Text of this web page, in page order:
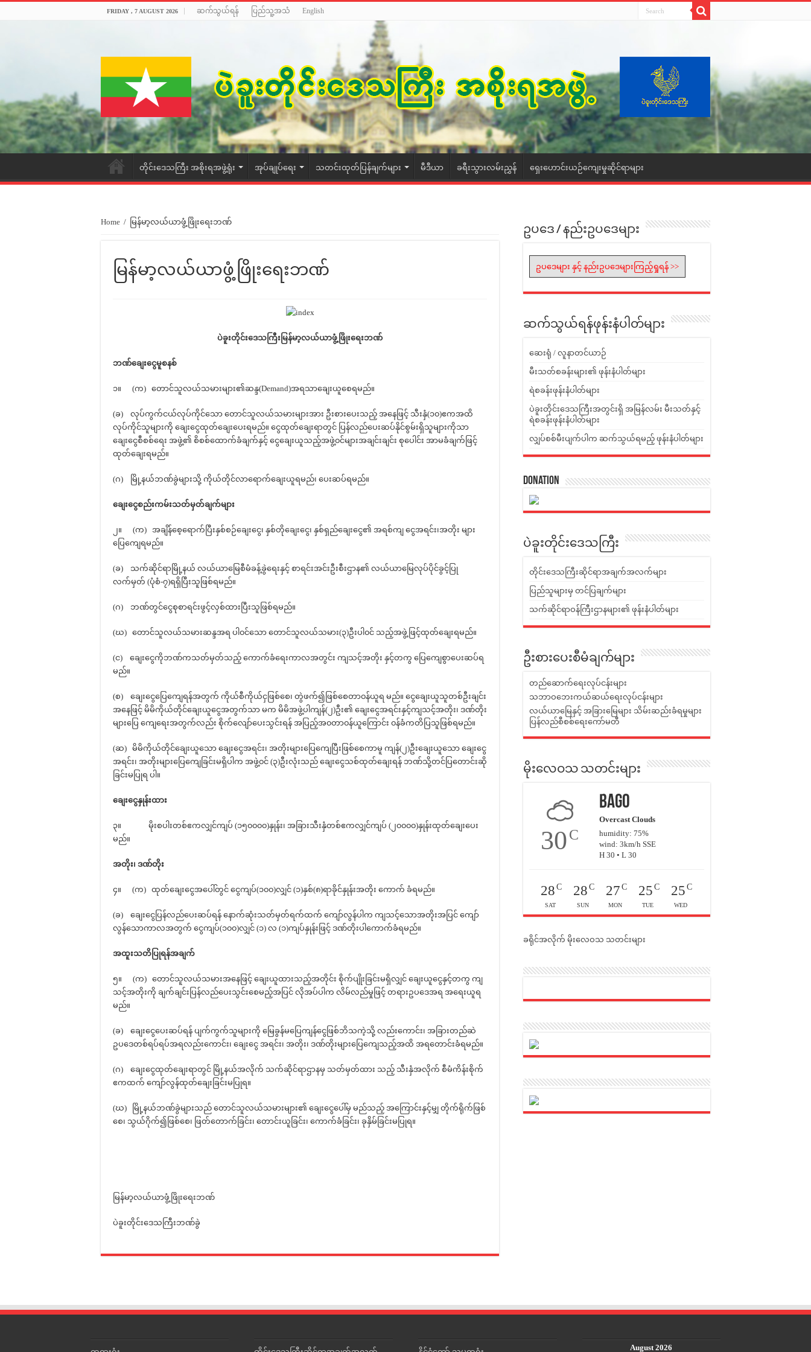
FRIDAY , 7 AUGUST 2026 ဆက်သွယ်ရန် ပြည်သူ့အသံ English
တိုင်းဒေသကြီး အစိုးရအဖွဲ့ရုံး အုပ်ချုပ်ရေး သတင်းထုတ်ပြန်ချက်များ မီဒီယာ ခရီးသွားလမ်းညွှန် ရှေးဟောင်းယဉ်ကျေးမှုဆိုင်ရာများ
Home / မြန်မာ့လယ်ယာဖွံ့ဖြိုးရေးဘဏ်
မြန်မာ့လယ်ယာဖွံ့ဖြိုးရေးဘဏ်
ပဲခူးတိုင်းဒေသကြီးမြန်မာ့လယ်ယာဖွံ့ဖြိုးရေးဘဏ်
ဘဏ်ချေးငွေမူစနစ်
၁။ (က) တောင်သူလယ်သမားများ၏ဆန္ဒ(Demand)အရသာချေးယူစေရမည်။
(ခ) လုပ်ကွက်ငယ်လုပ်ကိုင်သော တောင်သူလယ်သမားများအား ဦးစားပေးသည့် အနေဖြင့် သီးနှံ(၁၀)ဧကအထိ
လုပ်ကိုင်သူများကို ချေးငွေထုတ်ချေးပေးရမည်။ ငွေထုတ်ချေးရာတွင် ပြန်လည်ပေးဆပ်နိုင်စွမ်းရှိသူများကိုသာ
ချေးငွေစီစစ်ရေး အဖွဲ့၏ စိစစ်ထောက်ခံချက်နှင့် ငွေချေးယူသည့်အဖွဲ့၀င်များအချင်းချင်း စုပေါင်း အာမခံချက်ဖြင့်
ထုတ်ချေးရမည်။
(ဂ) မြို့နယ်ဘဏ်ခွဲများသို့ ကိုယ်တိုင်လာရောက်ချေးယူရမည်၊ ပေးဆပ်ရမည်။
ချေးငွေစည်းကမ်းသတ်မှတ်ချက်များ
၂။ (က) အချိန်စေ့ရောက်ပြီးနှစ်စဉ်ချေးငွေ၊ နှစ်တိုချေးငွေ၊ နှစ်ရှည်ချေးငွေ၏ အရစ်ကျ ငွေအရင်း၊အတိုး များ
ပြေကျေရမည်။
(ခ) သက်ဆိုင်ရာမြို့နယ် လယ်ယာမြေစီမံခန့်ခွဲရေးနှင့် စာရင်းအင်းဦးစီးဌာန၏ လယ်ယာမြေလုပ်ပိုင်ခွင့်ပြု
လက်မှတ် (ပုံစံ-၇)ရရှိပြီးသူဖြစ်ရမည်။
(ဂ) ဘဏ်တွင်ငွေစုစာရင်းဖွင့်လှစ်ထားပြီးသူဖြစ်ရမည်။
(ဃ) တောင်သူလယ်သမားဆန္ဒအရ ပါ၀င်သော တောင်သူလယ်သမား(၃)ဦးပါ၀င် သည့်အဖွဲ့ဖြင့်ထုတ်ချေးရမည်။
(င) ချေးငွေကိုဘဏ်ကသတ်မှတ်သည့် ကောက်ခံရေးကာလအတွင်း ကျသင့်အတိုး နှင့်တကွ ပြေကျေစွာပေးဆပ်ရ
မည်။
(စ) ချေးငွေပြေကျေရန်အတွက် ကိုယ်စီကိုယ်ငှဖြစ်စေ၊ တွဲဖက်၍ဖြစ်စေတာ၀န်ယူရ မည်။ ငွေချေးယူသူတစ်ဦးချင်း
အနေဖြင့် မိမိကိုယ်တိုင်ချေးယူငွေအတွက်သာ မက မိမိအဖွဲ့ပါကျန်(၂)ဦး၏ ချေးငွေအရင်းနှင့်ကျသင့်အတိုး၊ ဒဏ်တိုး
များပြေ ကျေရေးအတွက်လည်း စိုက်လျော်ပေးသွင်းရန် အပြည့်အ၀တာ၀န်ယူကြောင်း ၀န်ခံကတိပြသူဖြစ်ရမည်။
(ဆ) မိမိကိုယ်တိုင်ချေးယူသော ချေးငွေအရင်း၊ အတိုးများပြေကျေပြီးဖြစ်စေကာမူ ကျန်(၂)ဦးချေးယူသော ချေးငွေ
အရင်း၊ အတိုးများပြေကျေခြင်းမရှိပါက အဖွဲ့၀င် (၃)ဦးလုံးသည် ချေးငွေသစ်ထုတ်ချေးရန် ဘဏ်သို့တင်ပြတောင်းဆို
ခြင်းမပြုရ ပါ။
ချေးငွေနှုန်းထား
၃။ မိုးစပါးတစ်ဧကလျှင်ကျပ် (၁၅၀၀၀၀)နှုန်း၊ အခြားသီးနှံတစ်ဧကလျှင်ကျပ် (၂၀၀၀၀)နှုန်းထုတ်ချေးပေး
မည်။
အတိုး၊ ဒဏ်တိုး
၄။ (က) ထုတ်ချေးငွေအပေါ်တွင် ငွေကျပ်(၁၀၀)လျှင် (၁)နှစ်(၈)ရာခိုင်နှုန်းအတိုး ကောက် ခံရမည်။
(ခ) ချေးငွေပြန်လည်ပေးဆပ်ရန် နောက်ဆုံးသတ်မှတ်ရက်ထက် ကျော်လွန်ပါက ကျသင့်သောအတိုးအပြင် ကျော်
လွန်သောကာလအတွက် ငွေကျပ်(၁၀၀)လျှင် (၁) လ (၁)ကျပ်နှုန်းဖြင့် ဒဏ်တိုးပါကောက်ခံရမည်။
အထူးသတိပြုရန်အချက်
၅။ (က) တောင်သူလယ်သမားအနေဖြင့် ချေးယူထားသည့်အတိုင်း စိုက်ပျိုးခြင်းမရှိလျှင် ချေးယူငွေနှင့်တကွ ကျ
သင့်အတိုးကို ချက်ချင်းပြန်လည်ပေးသွင်းစေမည့်အပြင် လိုအပ်ပါက လိမ်လည်မှုဖြင့် တရားဥပဒေအရ အရေးယူရ
မည်။
(ခ) ချေးငွေပေးဆပ်ရန် ပျက်ကွက်သူများကို မြေခွန်မပြေကျန်ငွေဖြစ်ဘိသကဲ့သို့ လည်းကောင်း၊ အခြားတည်ဆဲ
ဥပဒေတစ်ရပ်ရပ်အရလည်းကောင်း၊ ချေးငွေ အရင်း၊ အတိုး၊ ဒဏ်တိုးများပြေကျေသည့်အထိ အရတောင်းခံရမည်။
(ဂ) ချေးငွေထုတ်ချေးရာတွင် မြို့နယ်အလိုက် သက်ဆိုင်ရာဌာနမှ သတ်မှတ်ထား သည့် သီးနှံအလိုက် စီမံကိန်းစိုက်
ဧကထက် ကျော်လွန်ထုတ်ချေးခြင်းမပြုရ။
(ဃ) မြို့နယ်ဘဏ်ခွဲများသည် တောင်သူလယ်သမားများ၏ ချေးငွေပေါ်မှ မည်သည့် အကြောင်းနှင့်မျှ တိုက်ရိုက်ဖြစ်
စေ၊ သွယ်ဂိုက်၍ဖြစ်စေ၊ ဖြတ်တောက်ခြင်း၊ တောင်းယူခြင်း၊ ကောက်ခံခြင်း၊ ခုနှိမ်ခြင်းမပြုရ။
မြန်မာ့လယ်ယာဖွံ့ဖြိုးရေးဘဏ်
ပဲခူးတိုင်းဒေသကြီးဘဏ်ခွဲ
ဥပဒေ / နည်းဥပဒေများ
ဥပဒေများ နှင့် နည်းဥပဒေများကြည့်ရှုရန် >>
ဆက်သွယ်ရန်ဖုန်းနံပါတ်များ
ဆေးရုံ / လူနာတင်ယာဉ်
မီးသတ်စခန်းများ၏ ဖုန်းနံပါတ်များ
ရဲစခန်းဖုန်းနံပါတ်များ
ပဲခူးတိုင်းဒေသကြီးအတွင်းရှိ အမြန်လမ်း မီးသတ်နှင့်
ရဲစခန်းဖုန်းနံပါတ်များ
လျှပ်စစ်မီးပျက်ပါက ဆက်သွယ်ရမည့် ဖုန်းနံပါတ်များ
Donation
ပဲခူးတိုင်းဒေသကြီး
တိုင်းဒေသကြီးဆိုင်ရာအချက်အလက်များ
ပြည်သူများမှ တင်ပြချက်များ
သက်ဆိုင်ရာဝန်ကြီးဌာနများ၏ ဖုန်းနံပါတ်များ
ဦးစားပေးစီမံချက်များ
တည်ဆောက်ရေးလုပ်ငန်းများ
သဘာဝဘေးကယ်ဆယ်ရေးလုပ်ငန်းများ
လယ်ယာမြေနှင့် အခြားမြေများ သိမ်းဆည်းခံရမှုများ
ပြန်လည်စီစစ်ရေးကော်မတီ
မိုးလေဝသ သတင်းများ
30C
Bago
Overcast Clouds
humidity: 75%
wind: 3km/h SSE
H 30 • L 30
28 C
SAT
28 C
SUN
27 C
MON
25 C
TUE
25 C
WED
ခရိုင်အလိုက် မိုးလေဝသ သတင်းများ
August 2026